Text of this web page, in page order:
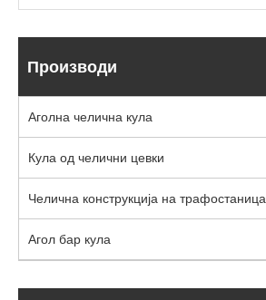
Производи
Аголна челична кула
Кула од челични цевки
Челична конструкција на трафостаница
Агол бар кула